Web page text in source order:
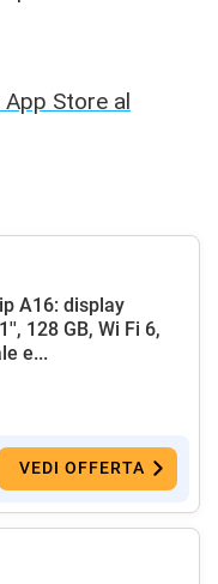
Store al
A16: display
128 GB, Wi Fi 6,
e...
VEDI OFFERTA